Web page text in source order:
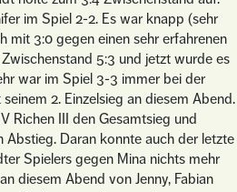
im Spiel 2-2. Es war knapp (sehr
mit 3:0 gegen einen sehr erfahrenen
5:3 und jetzt wurde es
war im Spiel 3-3 immer bei der
2. Einzelsieg an diesem Abend.
Richen III den Gesamtsieg und
Daran konnte auch der letzte
Spielers gegen Mina nichts mehr
diesem Abend von Jenny, Fabian